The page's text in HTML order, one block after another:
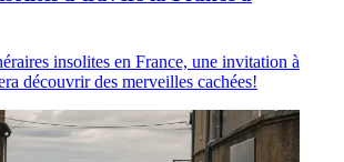
insolites en France, une invitation à
découvrir des merveilles cachées!